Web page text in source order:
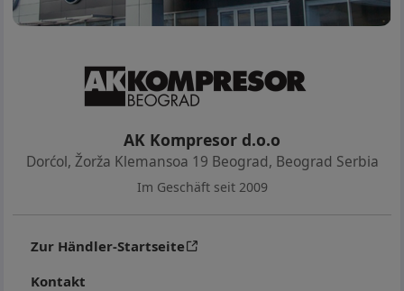
AK Kompresor d.o.o
Dorćol, Žorža Klemansoa 19 Beograd, Beograd Serbia
Im Geschäft seit 2009
Zur Händler-Startseite
Kontakt